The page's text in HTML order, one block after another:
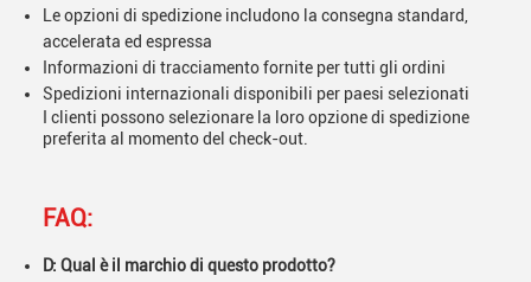
Le opzioni di spedizione includono la consegna standard,
accelerata ed espressa
Informazioni di tracciamento fornite per tutti gli ordini
Spedizioni internazionali disponibili per paesi selezionati
I clienti possono selezionare la loro opzione di spedizione
preferita al momento del check-out.
FAQ:
D: Qual è il marchio di questo prodotto?